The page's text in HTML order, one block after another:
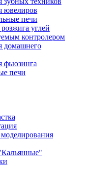
ювелиров
печи
углей
контролером
домашнего
фьюзинга
печи